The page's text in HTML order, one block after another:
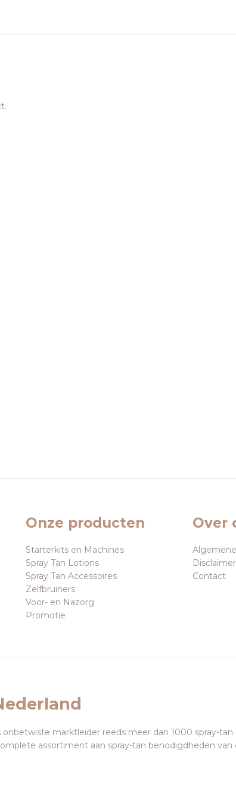
Onze producten
Starterkits en Machines
Spray Tan Lotions
Spray Tan Accessoires
Zelfbruiners
Voor- en Nazorg
Promotie
Over
Disclaimer
Contact
onbetwiste marktleider reeds meer dan 1000 spray-
assortiment aan spray-tan benodigdheden